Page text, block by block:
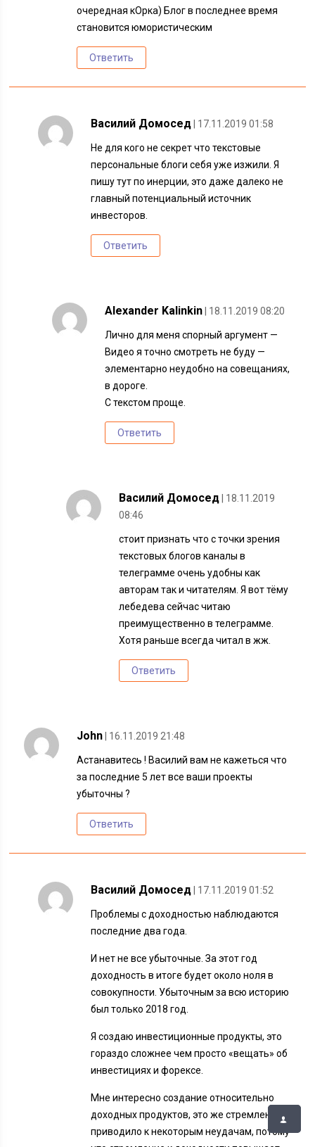
очередная кОрка) Блог в последнее время
становится юмористическим
Ответить
Василий Домосед | 17.11.2019 01:58
Не для кого не секрет что текстовые
персональные блоги себя уже изжили. Я
пишу тут по инерции, это даже далеко не
главный потенциальный источник
инвесторов.
Ответить
Alexander Kalinkin | 18.11.2019 08:20
Лично для меня спорный аргумент —
Видео я точно смотреть не буду —
элементарно неудобно на совещаниях,
в дороге.
С текстом проще.
Ответить
Василий Домосед
| 18.11.2019
08:46
стоит признать что с точки зрения
текстовых блогов каналы в
телеграмме очень удобны как
авторам так и читателям. Я вот тёму
лебедева сейчас читаю
преимущественно в телеграмме.
Хотя раньше всегда читал в жж.
Ответить
John | 16.11.2019 21:48
Астанавитесь ! Василий вам не кажеться что
за последние 5 лет все ваши проекты
убыточны ?
Ответить
Василий Домосед | 17.11.2019 01:52
Проблемы с доходностью наблюдаются
последние два года.
И нет не все убыточные. За этот год
доходность в итоге будет около ноля в
совокупности. Убыточным за всю историю
был только 2018 год.
Я создаю инвестиционные продукты, это
гораздо сложнее чем просто «вещать» об
инвестициях и форексе.
Мне интересно создание относительно
доходных продуктов, это же стремление и
приводило к некоторым неудачам, потому